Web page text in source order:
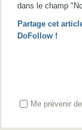
dans le champ
Partage cet
DoFollow !
Me prévenir